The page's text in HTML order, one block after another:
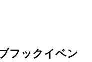
フックイベン